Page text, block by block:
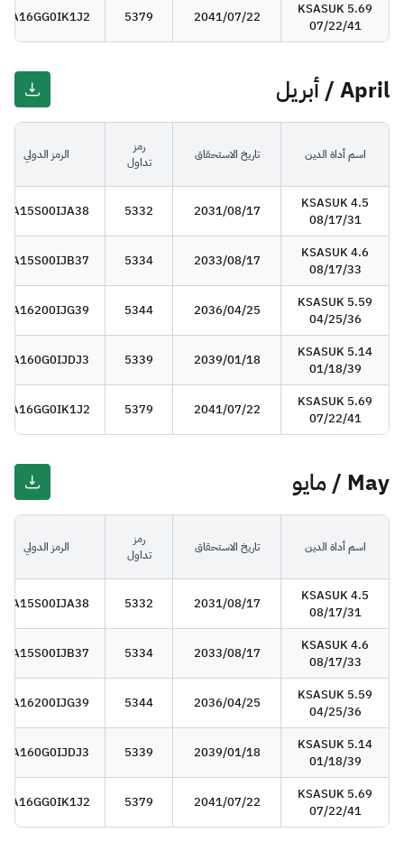
KSASUK 5.69
07/22/41
2041/07/22
5379
SA16GG0IK1J2
April / أبريل
اسم أداة الدين تاريخ الاستحقاق
رمز
تداول
الرمز الدولي
KSASUK 4.5
08/17/31
2031/08/17
5332
SA15S00IJA38
KSASUK 4.6
08/17/33
2033/08/17
5334
SA15S00IJB37
KSASUK 5.59
04/25/36
2036/04/25
5344
SA16200IJG39
KSASUK 5.14
01/18/39
2039/01/18
5339
SA160G0IJDJ3
KSASUK 5.69
07/22/41
2041/07/22
5379
SA16GG0IK1J2
May / مايو
اسم أداة الدين تاريخ الاستحقاق
رمز
تداول
الرمز الدولي
KSASUK 4.5
08/17/31
2031/08/17
5332
SA15S00IJA38
KSASUK 4.6
08/17/33
2033/08/17
5334
SA15S00IJB37
KSASUK 5.59
04/25/36
2036/04/25
5344
SA16200IJG39
KSASUK 5.14
01/18/39
2039/01/18
5339
SA160G0IJDJ3
KSASUK 5.69
07/22/41
2041/07/22
5379
SA16GG0IK1J2